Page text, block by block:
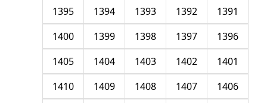
1391
1392
1393
1394
1395
1396
1397
1398
1399
1400
1401
1402
1403
1404
1405
1406
1407
1408
1409
1410